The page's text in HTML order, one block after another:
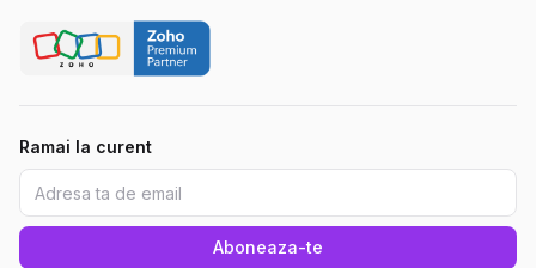
Ramai la curent
Aboneaza-te